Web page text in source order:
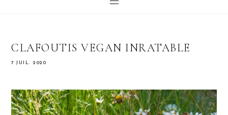
CLAFOUTIS VEGAN INRATABLE
7 JUIL. 2020